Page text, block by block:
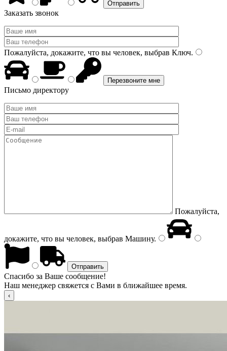
Заказать звонок
Пожалуйста, докажите, что вы человек, выбрав Ключ.
Письмо директору
Пожалуйста,
докажите, что вы человек, выбрав Машину.
Спасибо за Ваше сообщение!
Наш менеджер свяжется с Вами в ближайшее время.